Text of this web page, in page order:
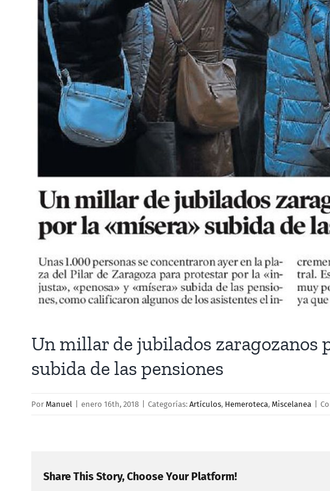
Un millar de jubilados zaragozanos
subida de las pensiones
Por Manuel enero 16th, 2018 Categorías: Artículos, Hemeroteca, Miscelanea
Share This Story, Choose Your Platform!